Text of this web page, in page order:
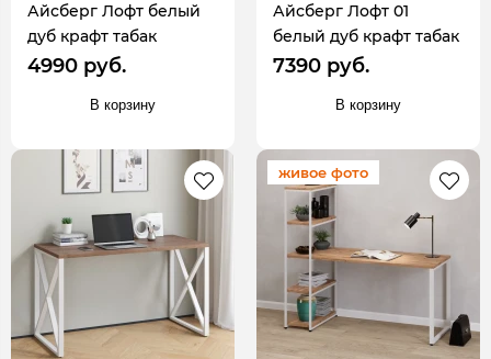
Айсберг Лофт белый
дуб крафт табак
4990 руб.
В корзину
Айсберг Лофт 01
белый дуб крафт табак
7390 руб.
В корзину
живое фото